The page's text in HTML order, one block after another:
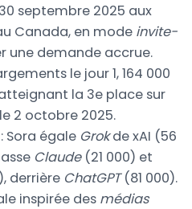
septembre 2025 aux
Canada, en mode invite-
une demande accrue.
le jour 1, 164 000
la 3e place sur
2 octobre 2025.
Sora égale Grokde xAI (56
Claude(21 000) et
derrière ChatGPT(81 000).
inspirée des médias